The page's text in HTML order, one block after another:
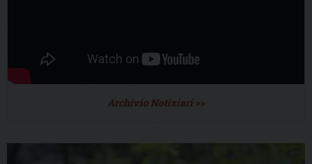
Archivio Notiziari >>